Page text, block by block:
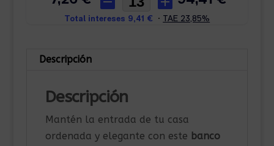
Descripción
Descripción
Mantén la entrada de tu casa
ordenada y elegante con este banco